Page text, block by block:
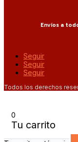
Envíos a
Seguir
Seguir
Seguir
Todos los derechos
0
Tu carrito